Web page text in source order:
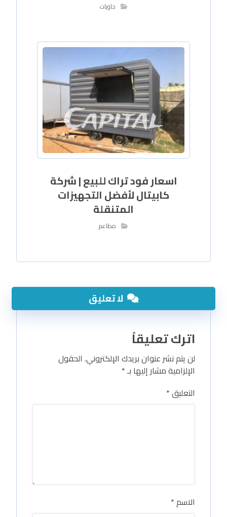
حاويات
اسعار فود تراك للبيع | شركة
كابيتال لأفضل التجهيزات
المتنقلة
مطاعم
لا تعليق
اترك تعليقاً
لن يتم نشر عنوان بريدك الإلكتروني. الحقول
الإلزامية مشار إليها بـ*
التعليق*
الاسم*